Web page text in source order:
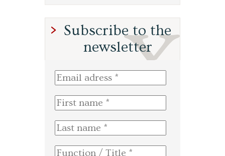
Subscribe to the
newsletter